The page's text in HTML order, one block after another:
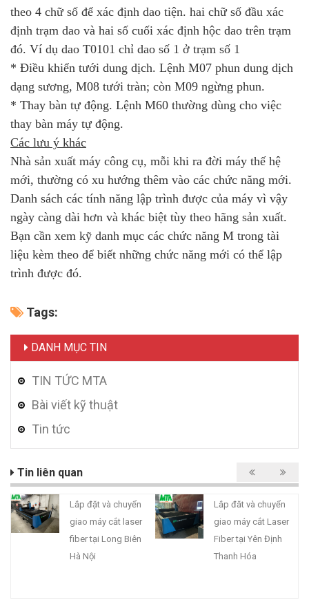
theo 4 chữ số để xác định dao tiện. hai chữ số đầu xác
định trạm dao và hai số cuối xác định hộc dao trên trạm
đó. Ví dụ dao T0101 chỉ dao số 1 ở trạm số 1
* Điều khiển tưới dung dịch. Lệnh M07 phun dung dịch
dạng sương, M08 tưới tràn; còn M09 ngừng phun.
* Thay bàn tự động. Lệnh M60 thường dùng cho việc
thay bàn máy tự động.
Các lưu ý khác
Nhà sản xuất máy công cụ, mỗi khi ra đời máy thế hệ
mới, thường có xu hướng thêm vào các chức năng mới.
Danh sách các tính năng lập trình được của máy vì vậy
ngày càng dài hơn và khác biệt tùy theo hãng sản xuất.
Bạn cần xem kỹ danh mục các chức năng M trong tài
liệu kèm theo để biết những chức năng mới có thể lập
trình được đó.
Tags:
DANH MỤC TIN
TIN TỨC MTA
Bài viết kỹ thuật
Tin tức
Tin liên quan
Lắp đặt và chuyển
giao máy cắt laser
fiber tại Long Biên
Hà Nội
Lắp đăt và chuyển
giao máy cắt Laser
Fiber tại Yên Định
Thanh Hóa